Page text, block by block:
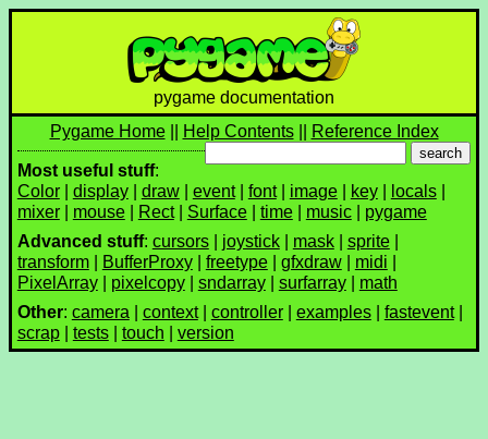
pygame documentation
Pygame Home|| Help Contents|| Reference Index
Most useful stuff:
Color| display| draw| event| font| image| key| locals|
mixer| mouse| Rect| Surface| time| music| pygame
Advanced stuff: cursors| joystick| mask| sprite|
transform| BufferProxy| freetype| gfxdraw| midi
PixelArray| pixelcopy| sndarray| surfarray| math
Other: camera context| controller| examples| fastevent|
scrap| tests| touch version